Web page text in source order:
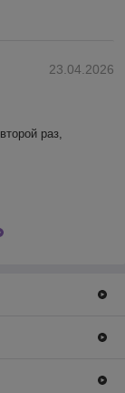
23.04.2026
раз,